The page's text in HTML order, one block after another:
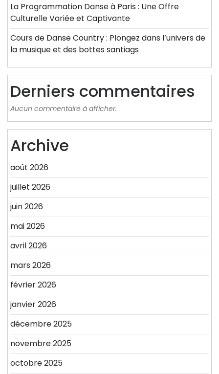
La Programmation Danse à Paris : Une Offre
Culturelle Variée et Captivante
Cours de Danse Country : Plongez dans l’univers de
la musique et des bottes santiags
Derniers commentaires
Aucun commentaire à afficher.
Archive
août 2026
juillet 2026
juin 2026
mai 2026
avril 2026
mars 2026
février 2026
janvier 2026
décembre 2025
novembre 2025
octobre 2025